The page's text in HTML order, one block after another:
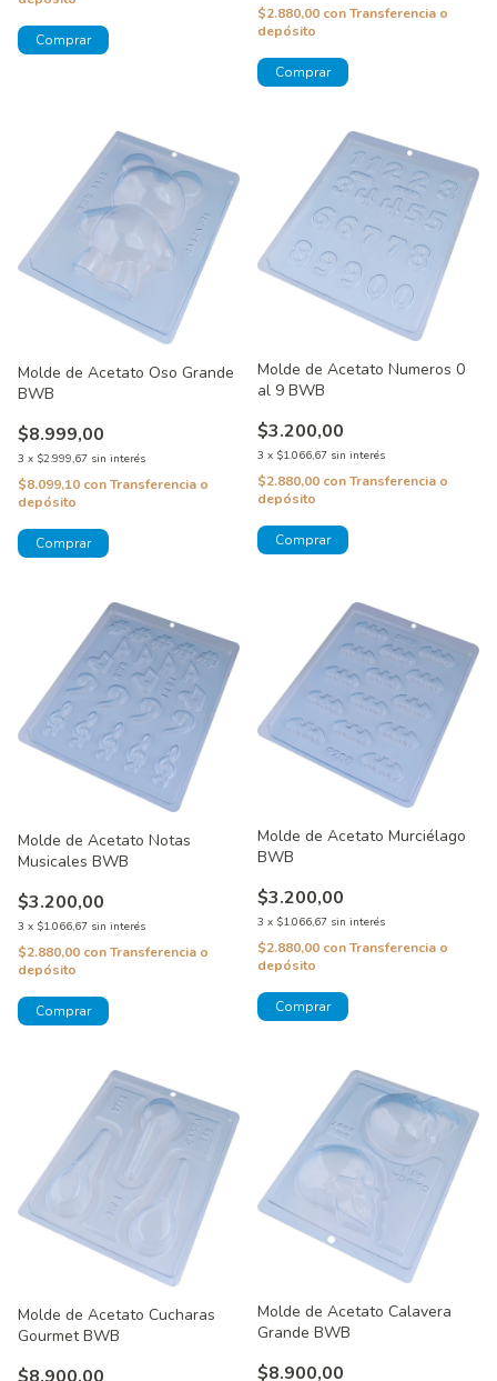
$2.880,00 conTransferencia o
depósito
Molde de Acetato Oso Grande
BWB
$8.999,00
3 x $2.999,67 sin interés
$8.099,10 conTransferencia o
depósito
Molde de Acetato Numeros 0
al 9 BWB
$3.200,00
3 x $1.066,67 sin interés
$2.880,00 conTransferencia o
depósito
Molde de Acetato Notas
Musicales BWB
$3.200,00
3 x $1.066,67 sin interés
$2.880,00 conTransferencia o
depósito
Molde de Acetato Murciélago
BWB
$3.200,00
3 x $1.066,67 sin interés
$2.880,00 conTransferencia o
depósito
Molde de Acetato Cucharas
Gourmet BWB
Molde de Acetato Calavera
Grande BWB
$8.900,00